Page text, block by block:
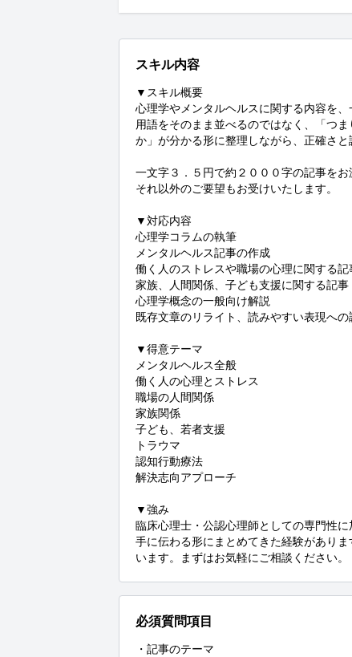
スキル内容
▼スキル概要
心理学やメンタルヘルスに関する内容を
用語をそのまま並べるのではなく、「つ
か」が分かる形に整理しながら、正確さ
一文字３．５円で約２０００字の記事をお
それ以外のご要望もお受けいたします。
▼対応内容
心理学コラムの執筆
メンタルヘルス記事の作成
働く人のストレスや職場の心理に関する記
家族、人間関係、子ども支援に関する記事
心理学概念の一般向け解説
既存文章のリライト、読みやすい表現への
▼得意テーマ
メンタルヘルス全般
働く人の心理とストレス
職場の人間関係
家族関係
子ども、若者支援
トラウマ
認知行動療法
解決志向アプローチ
▼強み
臨床心理士・公認心理師としての専門性
手に伝わる形にまとめてきた経験があり
います。まずはお気軽にご相談ください。
必須質問項目
・記事のテーマ